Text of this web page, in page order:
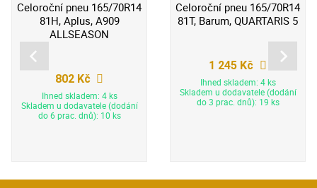
Celoroční pneu 165/70R14
81H, Aplus, A909
ALLSEASON
802 Kč
Ihned skladem: 4 ks
Skladem u dodavatele (dodání
do 6 prac. dnů): 10 ks
Celoroční pneu 165/70R14
81T, Barum, QUARTARIS 5
1 245 Kč
Ihned skladem: 4 ks
Skladem u dodavatele (dodání
do 3 prac. dnů): 19 ks